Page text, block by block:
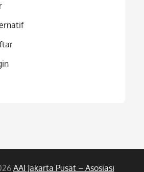
AAI Jakarta Pusat – Asosiasi